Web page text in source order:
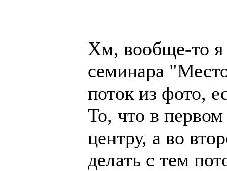
Хм, вообще-то я
семинара
поток из фото,
То, что в
центру, а во
делать с тем